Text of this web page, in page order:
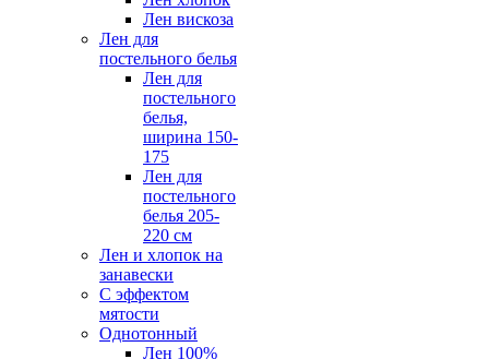
Лен вискоза
Лен для
постельного белья
Лен для
постельного
белья,
ширина 150-
175
Лен для
постельного
белья 205-
220 см
Лен и хлопок на
занавески
С эффектом
мятости
Однотонный
Лен 100%